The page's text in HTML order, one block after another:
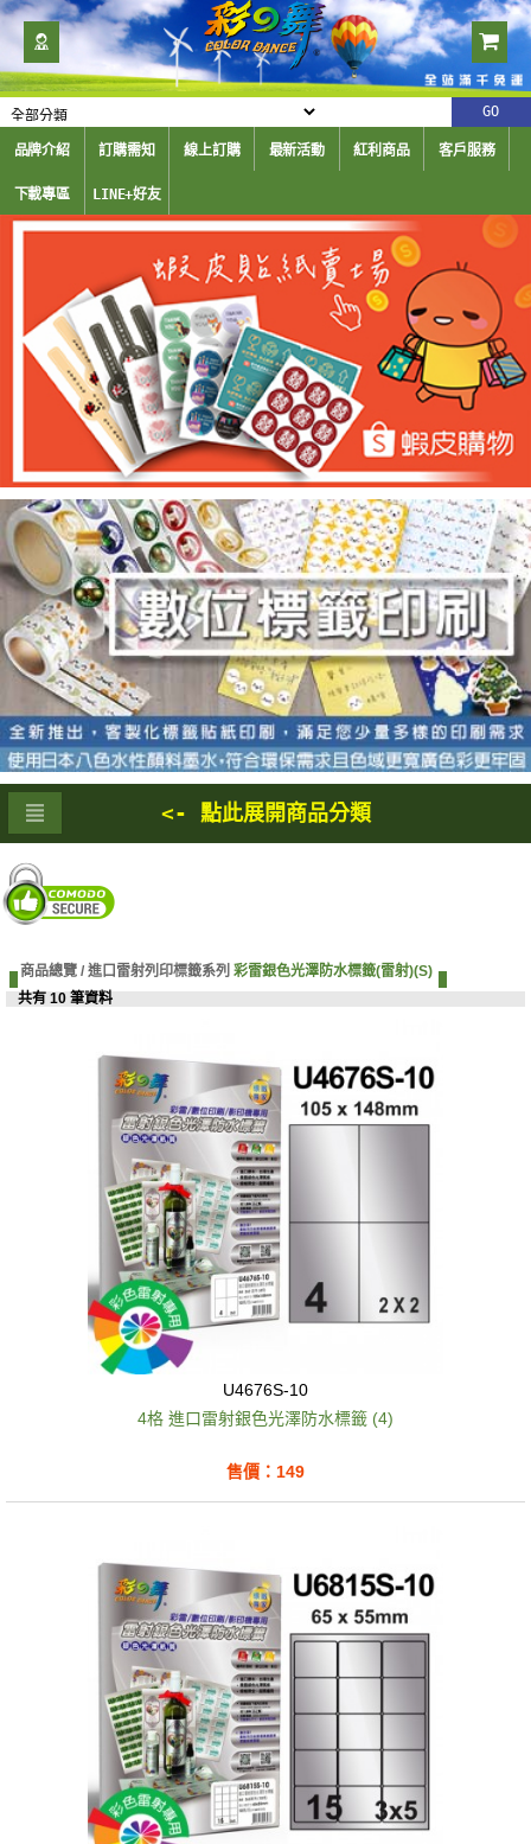
品牌介紹 訂購需知 線上訂購 最新活動 紅利商品 客戶服務
下載專區 LINE+好友
<- 點此展開商品分類
商品總覽 / 進口雷射列印標籤系列 彩雷銀色光澤防水標籤(雷射)(S)
共有 10 筆資料
U4676S-10
4格 進口雷射銀色光澤防水標籤 (4)
售價：149